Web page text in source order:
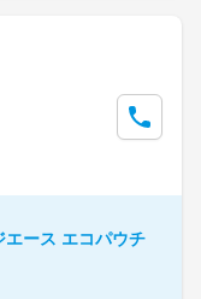
エース エコパウチ